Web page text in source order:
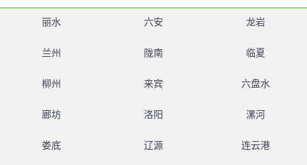
丽水 六安 龙岩
兰州 陇南 临夏
柳州 来宾 六盘水
廊坊 洛阳 漯河
娄底 辽源 连云港